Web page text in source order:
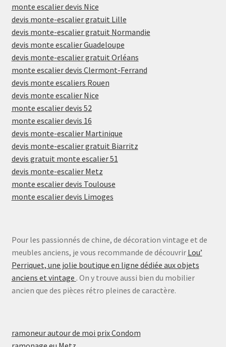
monte escalier devis Nice
devis monte-escalier gratuit Lille
devis monte-escalier gratuit Normandie
devis monte escalier Guadeloupe
devis monte-escalier gratuit Orléans
monte escalier devis Clermont-Ferrand
devis monte escaliers Rouen
devis monte escalier Nice
monte escalier devis 52
monte escalier devis 16
devis monte-escalier Martinique
devis monte-escalier gratuit Biarritz
devis gratuit monte escalier 51
devis monte-escalier Metz
monte escalier devis Toulouse
monte escalier devis Limoges
Pour les passionnés de chine, de décoration vintage et de
meubles anciens, je vous recommande de découvrir Lou’
Perriquet, une jolie boutique en ligne dédiée aux objets
anciens et vintage . On y trouve aussi bien du mobilier
ancien que des pièces rétro pleines de caractère.
ramoneur autour de moi prix Condom